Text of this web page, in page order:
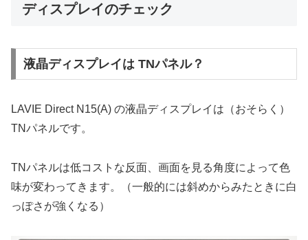
ディスプレイのチェック
液晶ディスプレイは TNパネル？
LAVIE Direct N15(A) の液晶ディスプレイは（おそらく）
TNパネルです。
TNパネルは低コストな反面、画面を見る角度によって色
味が変わってきます。（一般的には斜めからみたときに白
っぽさが強くなる）